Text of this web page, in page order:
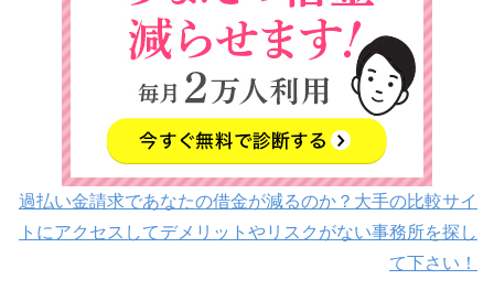
過払い金請求であなたの借金が減るのか？大手の比較サイ
トにアクセスしてデメリットやリスクがない事務所を探し
て下さい！